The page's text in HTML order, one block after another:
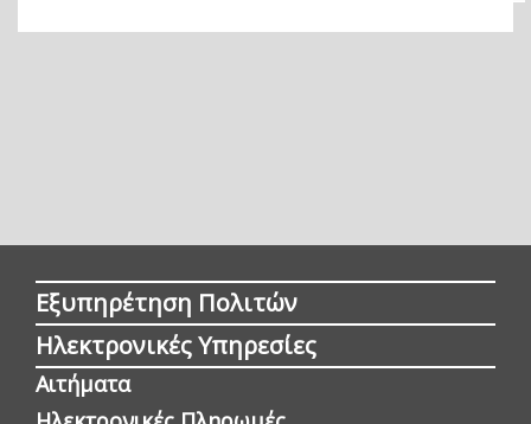
Εξυπηρέτηση Πολιτών
Ηλεκτρονικές Υπηρεσίες
Αιτήματα